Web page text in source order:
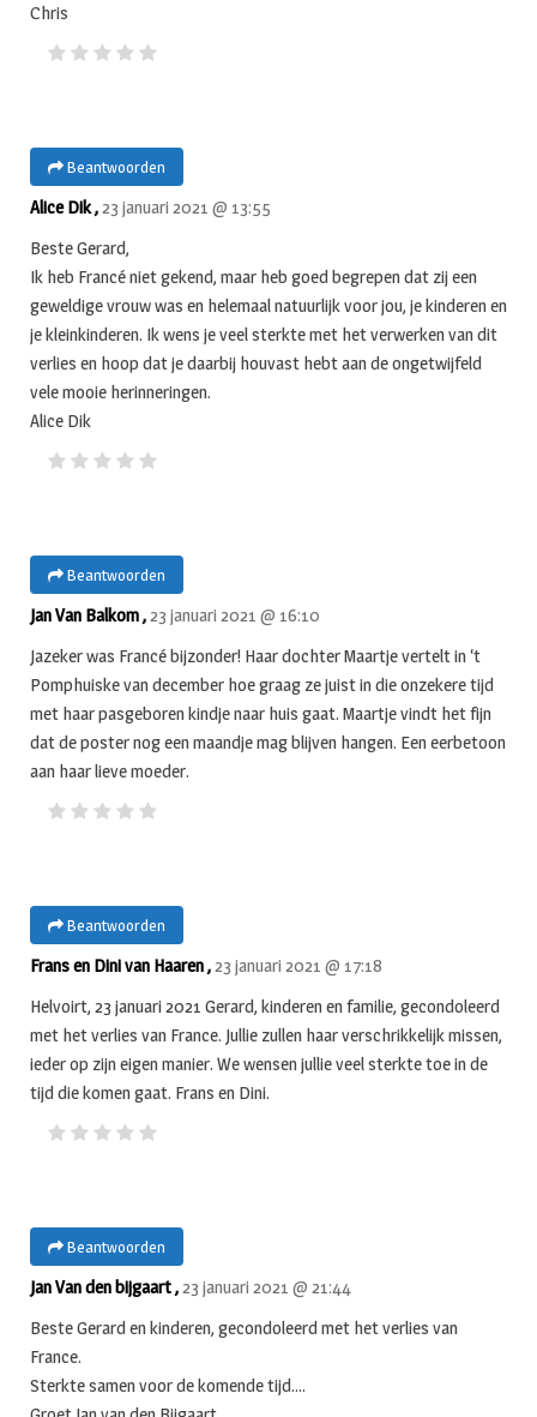
Chris
Beantwoorden
Alice Dik ,23 januari 2021 @ 13:55
Beste Gerard,
Ik heb Francé niet gekend, maar heb goed begrepen dat zij een
geweldige vrouw was en helemaal natuurlijk voor jou, je kinderen en
je kleinkinderen. Ik wens je veel sterkte met het verwerken van dit
verlies en hoop dat je daarbij houvast hebt aan de ongetwijfeld
vele mooie herinneringen.
Alice Dik
Beantwoorden
Jan Van Balkom ,23 januari 2021 @ 16:10
Jazeker was Francé bijzonder! Haar dochter Maartje vertelt in ‘t
Pomphuiske van december hoe graag ze juist in die onzekere tijd
met haar pasgeboren kindje naar huis gaat. Maartje vindt het fijn
dat de poster nog een maandje mag blijven hangen. Een eerbetoon
aan haar lieve moeder.
Beantwoorden
Frans en Dini van Haaren ,23 januari 2021 @ 17:18
Helvoirt, 23 januari 2021 Gerard, kinderen en familie, gecondoleerd
met het verlies van France. Jullie zullen haar verschrikkelijk missen,
ieder op zijn eigen manier. We wensen jullie veel sterkte toe in de
tijd die komen gaat. Frans en Dini.
Beantwoorden
Jan Van den bijgaart ,23 januari 2021 @ 21:44
Beste Gerard en kinderen, gecondoleerd met het verlies van
France.
Sterkte samen voor de komende tijd….